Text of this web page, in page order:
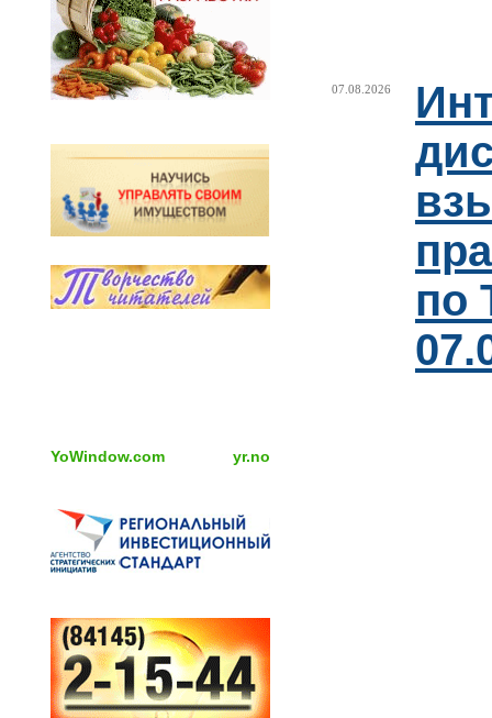
YoWindow.com yr.no
07.08.2026
по